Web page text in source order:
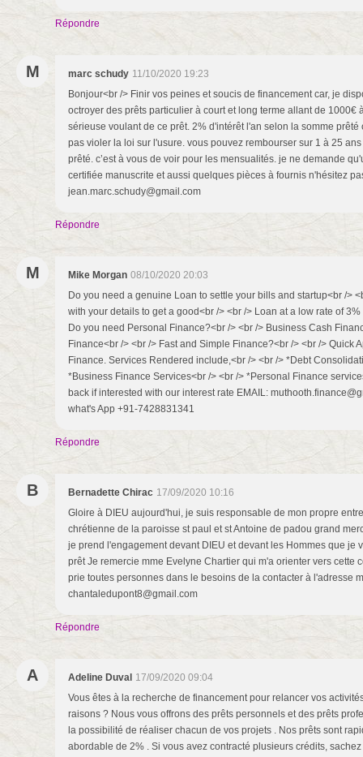
Répondre
M marc schudy 11/10/2020 19:23
Bonjour<br /> Finir vos peines et soucis de financement car, je
octroyer des prêts particulier à court et long terme allant de 1000€
sérieuse voulant de ce prêt. 2% d'intérêt l'an selon la somme
pas violer la loi sur l'usure. vous pouvez rembourser sur 1 à 25
prêté. c’est à vous de voir pour les mensualités. je ne demande
certifiée manuscrite et aussi quelques pièces à fournis n'hésitez
jean.marc.schudy@gmail.com
Répondre
M Mike Morgan 08/10/2020 20:03
Do you need a genuine Loan to settle your bills and startup<br />
with your details to get a good<br /> <br /> Loan at a low rate of
Do you need Personal Finance?<br /> <br /> Business Cash
Finance<br /> <br /> Fast and Simple Finance?<br /> <br /> Quick
Finance. Services Rendered include,<br /> <br /> *Debt
*Business Finance Services<br /> <br /> *Personal Finance
back if interested with our interest rate EMAIL:
what's App +91-7428831341
Répondre
B Bernadette Chirac 17/09/2020 10:16
Gloire à DIEU aujourd'hui, je suis responsable de mon propre
chrétienne de la paroisse st paul et st Antoine de padou grand
je prend l'engagement devant DIEU et devant les Hommes que je
prêt Je remercie mme Evelyne Chartier qui m'a orienter vers cette
prie toutes personnes dans le besoins de la contacter à l'adresse
chantaledupont8@gmail.com
Répondre
A Adeline Duval 17/09/2020 09:04
Vous êtes à la recherche de financement pour relancer vos
raisons ? Nous vous offrons des prêts personnels et des prêts
la possibilité de réaliser chacun de vos projets . Nos prêts sont
abordable de 2% . Si vous avez contracté plusieurs crédits,